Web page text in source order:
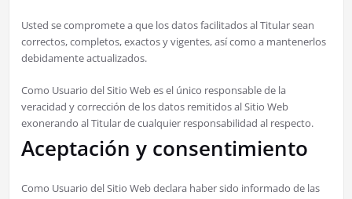
Usted se compromete a que los datos facilitados al Titular sean
correctos, completos, exactos y vigentes, así como a mantenerlos
debidamente actualizados.
Como Usuario del Sitio Web es el único responsable de la
veracidad y corrección de los datos remitidos al Sitio Web
exonerando al Titular de cualquier responsabilidad al respecto.
Aceptación y consentimiento
Como Usuario del Sitio Web declara haber sido informado de las